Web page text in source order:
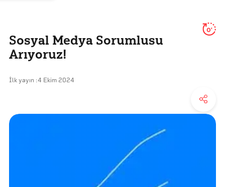
Sosyal Medya Sorumlusu
Arıyoruz!
0'
İlk yayın :4 Ekim 2024